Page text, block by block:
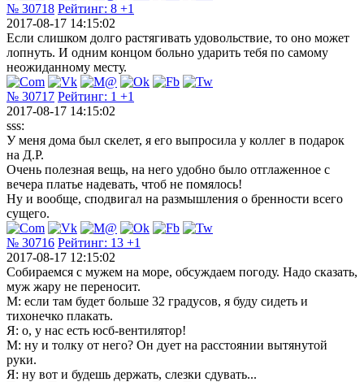
№ 30718 Рейтинг: 8 +1
2017-08-17 14:15:02
Если слишком долго растягивать удовольствие, то оно может
лопнуть. И одним концом больно ударить тебя по самому
неожиданному месту.
№ 30717 Рейтинг: 1 +1
2017-08-17 14:15:02
sss:
У меня дома был скелет, я его выпросила у коллег в подарок
на Д.Р.
Очень полезная вещь, на него удобно было отглаженное с
вечера платье надевать, чтоб не помялось!
Ну и вообще, сподвигал на размышления о бренности всего
сущего.
№ 30716 Рейтинг: 13 +1
2017-08-17 12:15:02
Собираемся с мужем на море, обсуждаем погоду. Надо сказать,
муж жару не переносит.
М: если там будет больше 32 градусов, я буду сидеть и
тихонечко плакать.
Я: о, у нас есть юсб-вентилятор!
М: ну и толку от него? Он дует на расстоянии вытянутой
руки.
Я: ну вот и будешь держать, слезки сдувать...